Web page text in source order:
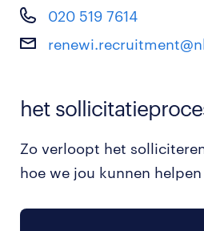
020 519 7614
het
Zo verloopt het
hoe we jou kunnen